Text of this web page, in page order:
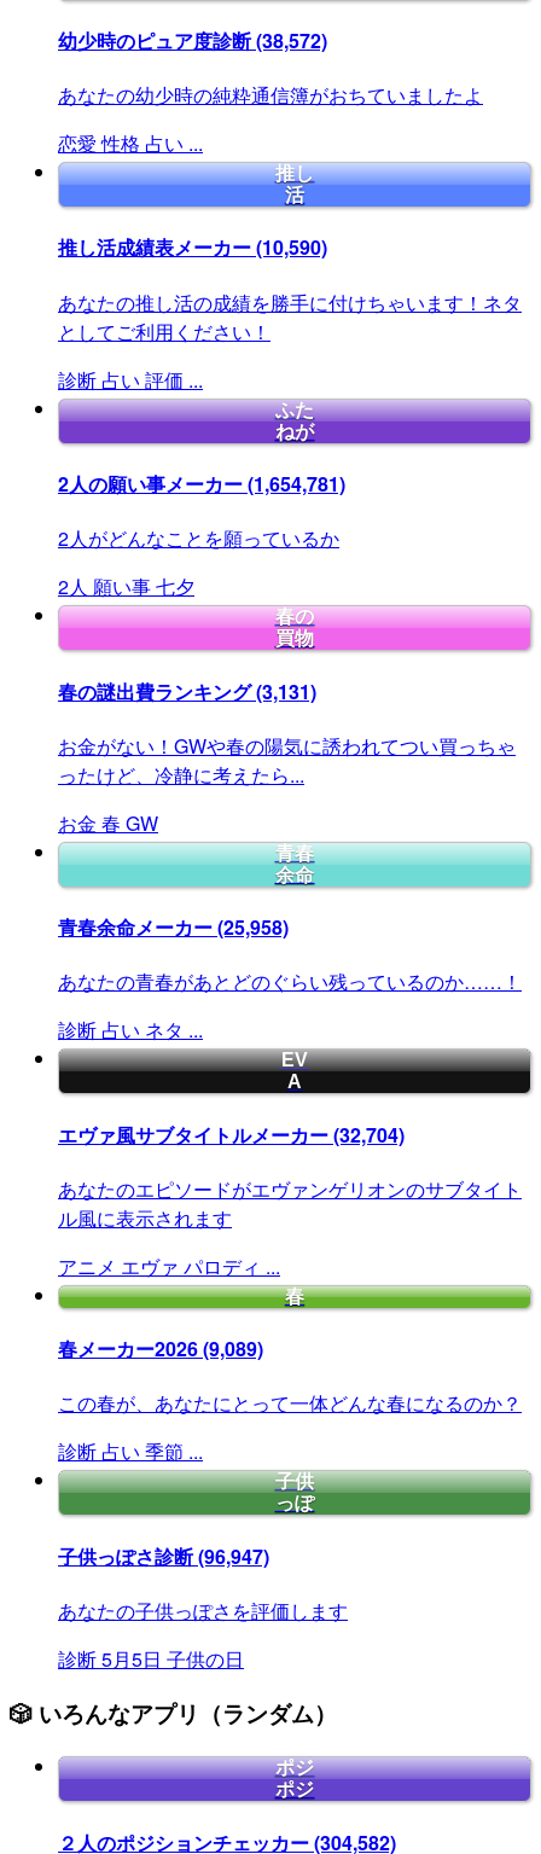
幼少時のピュア度診断(38,572)
あなたの幼少時の純粋通信簿がおちていましたよ
恋愛 性格 占い ...
推し
活
推し活成績表メーカー(10,590)
あなたの推し活の成績を勝手に付けちゃいます！ネタ
としてご利用ください！
診断 占い 評価 ...
ふた
ねが
2人の願い事メーカー(1,654,781)
2人がどんなことを願っているか
2人 願い事七夕
春の
買物
春の謎出費ランキング(3,131)
お金がない！GWや春の陽気に誘われてつい買っちゃ
ったけど、冷静に考えたら...
お金 春 GW
青春
余命
青春余命メーカー(25,958)
あなたの青春があとどのぐらい残っているのか……！
診断 占い ネタ ...
EV
A
エヴァ風サブタイトルメーカー(32,704)
あなたのエピソードがエヴァンゲリオンのサブタイト
ル風に表示されます
アニメ エヴァ パロディ ...
春
春メーカー2026(9,089)
この春が、あなたにとって一体どんな春になるのか？
診断 占い 季節 ...
子供
っぽ
子供っぽさ診断(96,947)
あなたの子供っぽさを評価します
診断5月5日 子供の日
🎲 いろんなアプリ（ランダム）
ポジ
ポジ
２人のポジションチェッカー(304,582)